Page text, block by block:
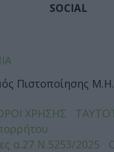
SOCIAL
Πιστοποίησης
ΧΡΗΣΗΣ
α.27 Ν.5253/2025